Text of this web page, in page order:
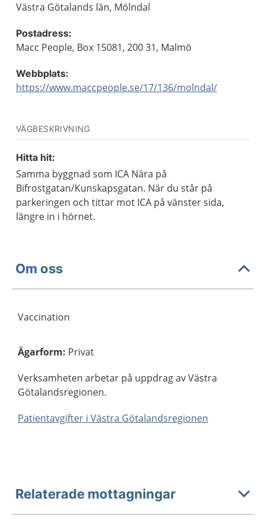
Västra Götalands län, Mölndal
Postadress:
Macc People, Box 15081, 200 31, Malmö
Webbplats:
https://www.maccpeople.se/17/136/molndal/
VÄGBESKRIVNING
Hitta hit:
Samma byggnad som ICA Nära på
Bifrostgatan/Kunskapsgatan. När du står på
parkeringen och tittar mot ICA på vänster sida,
längre in i hörnet.
Om oss
Vaccination
Ägarform: Privat
Verksamheten arbetar på uppdrag av Västra
Götalandsregionen.
Patientavgifter i Västra Götalandsregionen
Relaterade mottagningar